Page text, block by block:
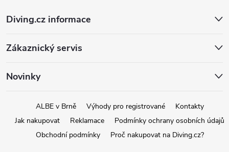
Diving.cz informace
Zákaznický servis
Novinky
ALBE v Brně Výhody pro registrované
Kontakty
Jak nakupovat
Reklamace
Podmínky ochrany osobních údajů
Obchodní podmínky
Proč nakupovat na Diving.cz?